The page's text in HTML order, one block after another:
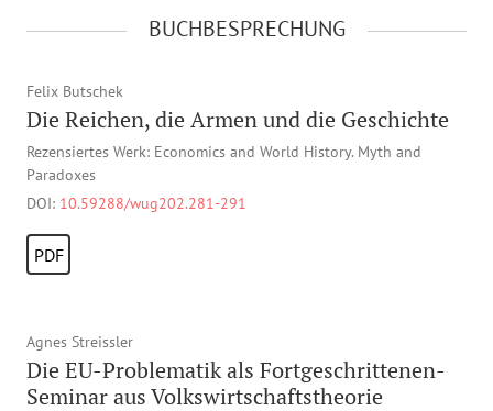
BUCHBESPRECHUNG
Felix Butschek
Die Reichen, die Armen und die Geschichte
Rezensiertes Werk: Economics and World History. Myth and
Paradoxes
DOI: 10.59288/wug202.281-291
PDF
Agnes Streissler
Die EU-Problematik als Fortgeschrittenen-
Seminar aus Volkswirtschaftstheorie